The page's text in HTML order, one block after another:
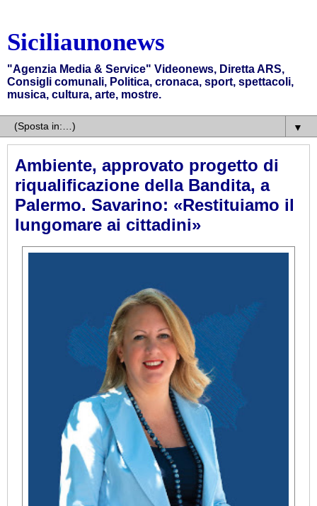
Siciliaunonews
"Agenzia Media & Service" Videonews, Diretta ARS,
Consigli comunali, Politica, cronaca, sport, spettacoli,
musica, cultura, arte, mostre.
▼
Ambiente, approvato progetto di
riqualificazione della Bandita, a
Palermo. Savarino: «Restituiamo il
lungomare ai cittadini»